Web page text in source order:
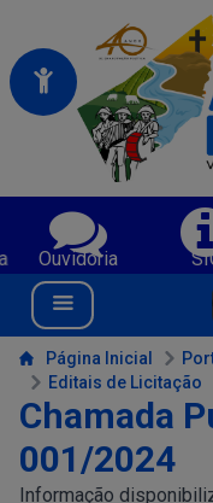
Portal da Prefeitura
Serviços da Prefeitura
Ouvidoria
Navegue pelo portal da
Menu Bar
Conteúdo da Prefeitura
Página Inicial
Editais de Licitação
Chamada
001/2024
Informação